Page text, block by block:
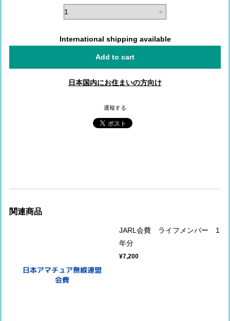
International shipping available
Add to cart
日本国内にお住まいの方向け
通報する
関連商品
JARL会費 ライフメンバー 1
年分
¥7,200